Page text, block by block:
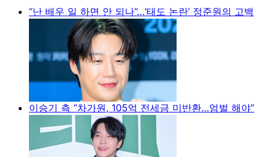
“난 배우 일 하면 안 되나”…‘태도 논란’ 정준원의 고백
이승기 측 “차가원, 105억 전세금 미반환…엄벌 해야”